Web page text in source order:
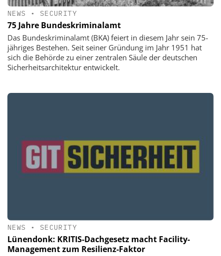
NEWS • SECURITY
75 Jahre Bundeskriminalamt
Das Bundeskriminalamt (BKA) feiert in diesem Jahr sein 75-
jähriges Bestehen. Seit seiner Gründung im Jahr 1951 hat
sich die Behörde zu einer zentralen Säule der deutschen
Sicherheitsarchitektur entwickelt.
NEWS • SECURITY
Lünendonk: KRITIS-Dachgesetz macht Facility-
Management zum Resilienz-Faktor